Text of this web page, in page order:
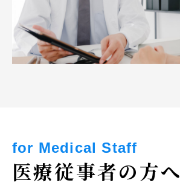
for Medical Staff
医療従事者の方へ